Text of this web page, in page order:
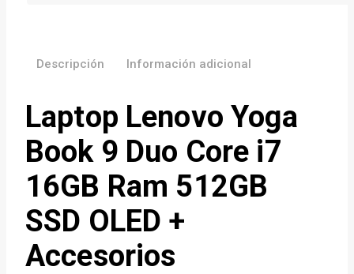
Descripción Información adicional
Laptop Lenovo Yoga
Book 9 Duo Core i7
16GB Ram 512GB
SSD OLED +
Accesorios